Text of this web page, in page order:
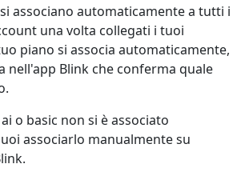
associano automaticamente a tutti i
una volta collegati i tuoi
piano si associa automaticamente,
nell'app Blink che conferma quale
o basic non si è associato
associarlo manualmente su